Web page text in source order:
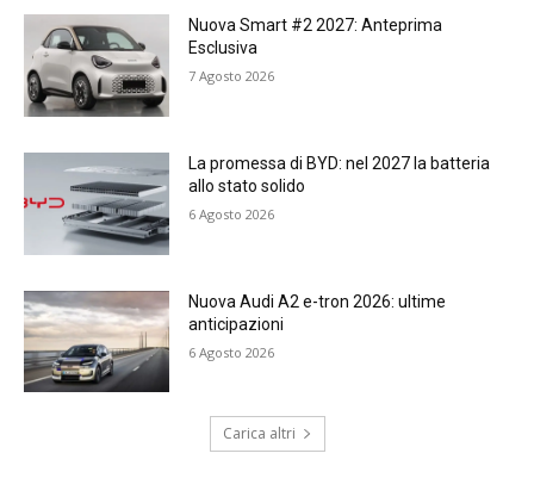
Nuova Smart #2 2027: Anteprima
Esclusiva
7 Agosto 2026
La promessa di BYD: nel 2027 la batteria
allo stato solido
6 Agosto 2026
Nuova Audi A2 e-tron 2026: ultime
anticipazioni
6 Agosto 2026
Carica altri